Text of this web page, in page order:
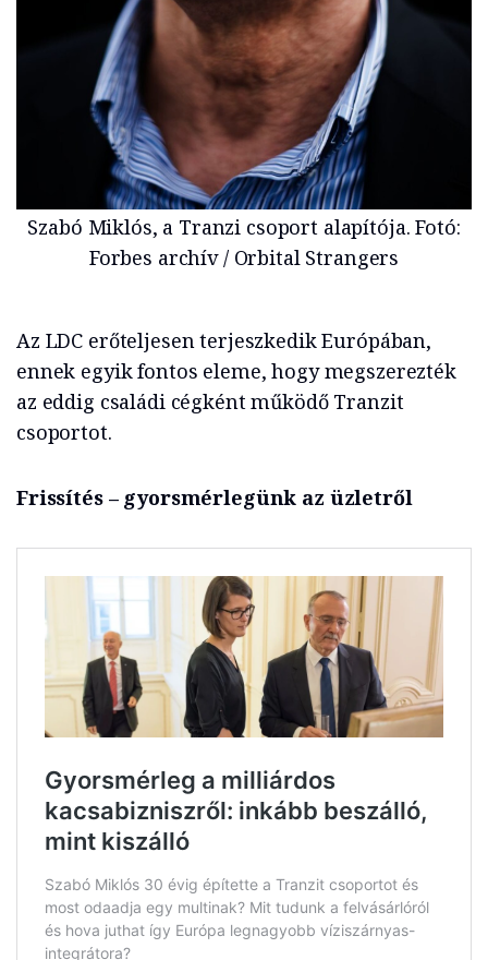
Szabó Miklós, a Tranzi csoport alapítója. Fotó:
Forbes archív / Orbital Strangers
Az LDC erőteljesen terjeszkedik Európában,
ennek egyik fontos eleme, hogy megszerezték
az eddig családi cégként működő Tranzit
csoportot.
Frissítés – gyorsmérlegünk az üzletről